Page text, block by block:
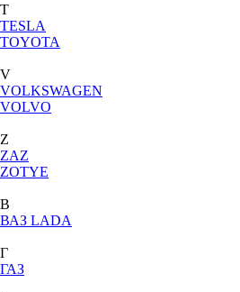
T
TESLA
TOYOTA
V
VOLKSWAGEN
VOLVO
Z
ZAZ
ZOTYE
В
ВАЗ LADA
Г
ГАЗ